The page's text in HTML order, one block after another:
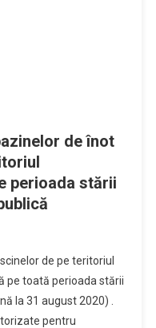
de înot
perioada stării
de pe teritoriul
pe toată perioada stării
la 31 august 2020) .
pentru